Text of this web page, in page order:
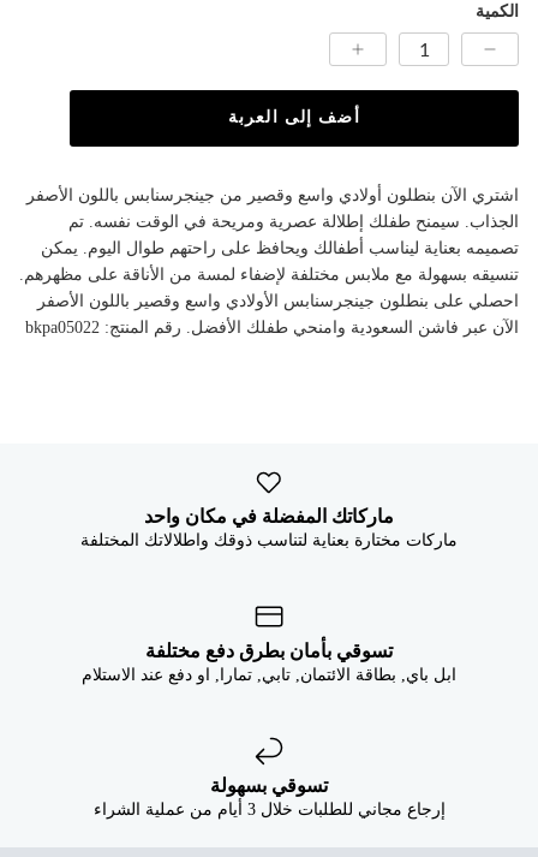
الكمية
أضف إلى العربة
اشتري الآن بنطلون أولادي واسع وقصير من جينجرسنابس باللون الأصفر
الجذاب. سيمنح طفلك إطلالة عصرية ومريحة في الوقت نفسه. تم
تصميمه بعناية ليناسب أطفالك ويحافظ على راحتهم طوال اليوم. يمكن
تنسيقه بسهولة مع ملابس مختلفة لإضفاء لمسة من الأناقة على مظهرهم.
احصلي على بنطلون جينجرسنابس الأولادي واسع وقصير باللون الأصفر
الآن عبر فاشن السعودية وامنحي طفلك الأفضل. رقم المنتج: bkpa05022
ماركاتك المفضلة في مكان واحد
ماركات مختارة بعناية لتناسب ذوقك واطلالاتك المختلفة
تسوقي بأمان بطرق دفع مختلفة
ابل باي, بطاقة الائتمان, تابي, تمارا, او دفع عند الاستلام
تسوقي بسهولة
إرجاع مجاني للطلبات خلال 3 أيام من عملية الشراء